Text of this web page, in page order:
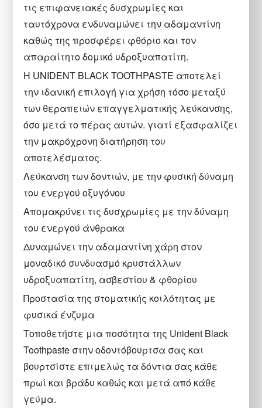
τις επιφανειακές δυσχρωμίες και
ταυτόχρονα ενδυναμώνει την αδαμαντίνη
καθώς της προσφέρει φθόριο και τον
απαραίτητο δομικό υδροξυαπατίτη.
Η UNIDENT BLACK TOOTHPASTE αποτελεί
την ιδανική επιλογή για χρήση τόσο μεταξύ
των θεραπειών επαγγελματικής λεύκανσης,
όσο μετά το πέρας αυτών. γιατί εξασφαλίζει
την μακρόχρονη διατήρηση του
αποτελέσματος.
Λεύκανση των δοντιών, με την φυσική δύναμη
του ενεργού οξυγόνου
Απομακρύνει τις δυσχρωμίες με την δύναμη
του ενεργού άνθρακα
Δυναμώνει την αδαμαντίνη χάρη στον
μοναδικό συνδυασμό κρυστάλλων
υδροξυαπατίτη, ασβεστίου & φθορίου
Προστασία της στοματικής κοιλότητας με
φυσικά ένζυμα
Τοποθετήστε μια ποσότητα της Unident Black
Toothpaste στην οδοντόβουρτσα σας και
βουρτσίστε επιμελώς τα δόντια σας κάθε
πρωί και βράδυ καθώς και μετά από κάθε
γεύμα.